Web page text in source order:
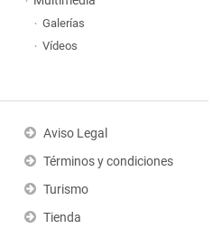
Galerías
Vídeos
Aviso Legal
Términos y condiciones
Turismo
Tienda